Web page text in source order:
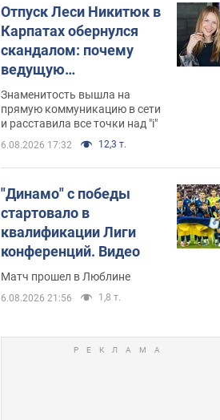
Отпуск Леси Никитюк в
Карпатах обернулся
скандалом: почему
ведущую
несправедливо
захейтили
Знаменитость вышла на
прямую коммуникацию в сети
и расставила все точки над "i"
6.08.2026 17:32 12,3 т.
"Динамо" с победы
стартовало в
квалификации Лиги
конференций. Видео
Матч прошел в Люблине
6.08.2026 21:56 1,8 т.